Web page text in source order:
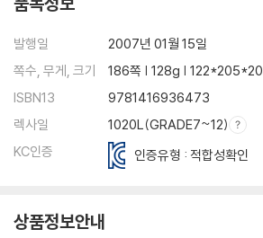
발행일
2007년 01월 15일
쪽수, 무게, 크기
186쪽 | 128g |
ISBN13
9781416936473
렉사일
1020L(GRADE7~12)
KC인증
인증유형 : 적합성확인
상품정보안내